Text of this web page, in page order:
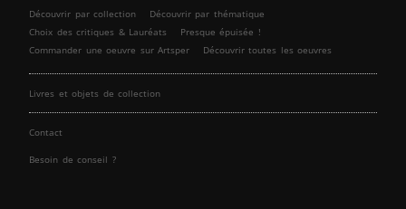
Découvrir par collection
Découvrir par thématique
Choix des critiques & Lauréats
Presque épuisée !
Commander une oeuvre sur Artsper
Découvrir toutes les oeuvres
Livres et objets de collection
Contact
Besoin de conseil ?